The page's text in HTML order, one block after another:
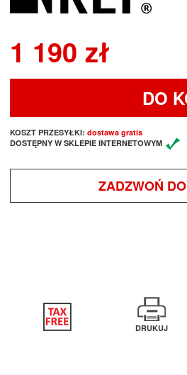
1 190 zł
DO
KOSZT PRZESYŁKI: dostawa gratis
DOSTĘPNY W SKLEPIE INTERNETOWYM
ZADZWOŃ
DRUKUJ